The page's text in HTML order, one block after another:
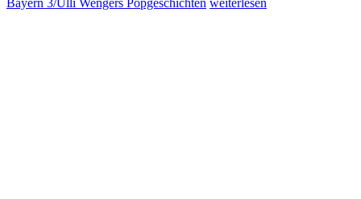
Bayern 3/Ulli Wengers Popgeschichten weiterlesen